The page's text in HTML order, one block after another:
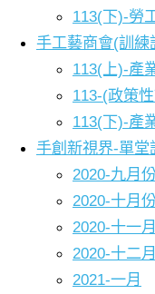
113(下)-勞
手工藝商會(訓練
113(上)-產
113-(政策
113(下)-產
手創新視界-單堂
2020-九月
2020-十月
2020-十一月
2020-十二月
2021-一月